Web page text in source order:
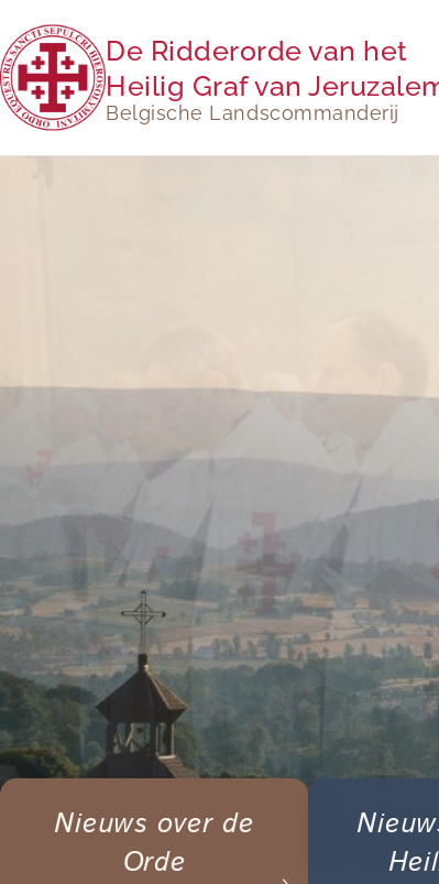
De Ridderorde van het
Heilig Graf van
Belgische Landscommanderij
Nieuws over de
Orde